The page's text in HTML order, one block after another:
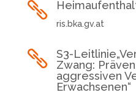

ris.bka.gv.at

S3-
Zwang:
aggressiven
Erwachsenen“